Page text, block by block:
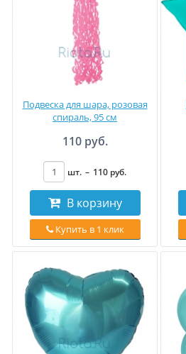
Подвеска для шара, розовая
спираль, 95 см
110 руб.
шт. – 110 руб.
В корзину
Купить в 1 клик